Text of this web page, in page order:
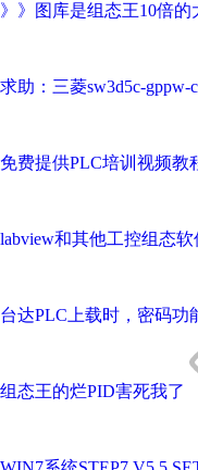
》》图库是组态王10倍的
求助：三菱sw3d5c-gppw-
免费提供PLC培训视频教
labview和其他工控组态软
台达PLC上载时，密码功
组态王的烂PID害死我了